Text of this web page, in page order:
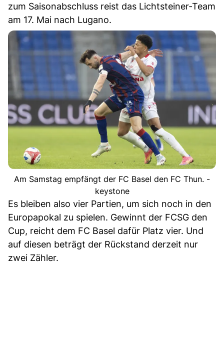
zum Saisonabschluss reist das Lichtsteiner-Team
am 17. Mai nach Lugano.
Am Samstag empfängt der FC Basel den FC Thun. -
keystone
Es bleiben also vier Partien, um sich noch in den
Europapokal zu spielen. Gewinnt der FCSG den
Cup, reicht dem FC Basel dafür Platz vier. Und
auf diesen beträgt der Rückstand derzeit nur
zwei Zähler.